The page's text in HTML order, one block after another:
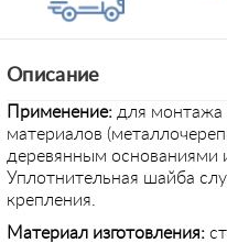
Описание
Применение: для монтажа
материалов
деревянным основаниями
Уплотнительная шайба
крепления.
Материал изготовления: